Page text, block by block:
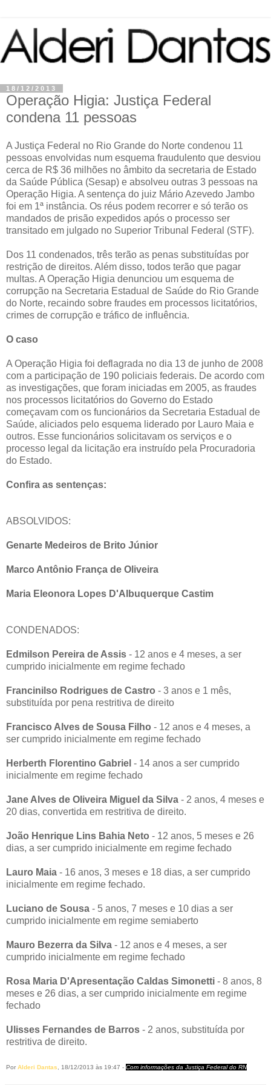
18/12/2013
Operação Higia: Justiça Federal
condena 11 pessoas
A Justiça Federal no Rio Grande do Norte condenou 11
pessoas envolvidas num esquema fraudulento que desviou
cerca de R$ 36 milhões no âmbito da secretaria de Estado
da Saúde Pública (Sesap) e absolveu outras 3 pessoas na
Operação Higia. A sentença do juiz Mário Azevedo Jambo
foi em 1ª instância. Os réus podem recorrer e só terão os
mandados de prisão expedidos após o processo ser
transitado em julgado no Superior Tribunal Federal (STF).
Dos 11 condenados, três terão as penas substituídas por
restrição de direitos. Além disso, todos terão que pagar
multas. A Operação Higia denunciou um esquema de
corrupção na Secretaria Estadual de Saúde do Rio Grande
do Norte, recaindo sobre fraudes em processos licitatórios,
crimes de corrupção e tráfico de influência.
O caso
A Operação Higia foi deflagrada no dia 13 de junho de 2008
com a participação de 190 policiais federais. De acordo com
as investigações, que foram iniciadas em 2005, as fraudes
nos processos licitatórios do Governo do Estado
começavam com os funcionários da Secretaria Estadual de
Saúde, aliciados pelo esquema liderado por Lauro Maia e
outros. Esse funcionários solicitavam os serviços e o
processo legal da licitação era instruído pela Procuradoria
do Estado.
Confira as sentenças:
ABSOLVIDOS:
Genarte Medeiros de Brito Júnior
Marco Antônio França de Oliveira
Maria Eleonora Lopes D'Albuquerque Castim
CONDENADOS:
Edmilson Pereira de Assis - 12 anos e 4 meses, a ser
cumprido inicialmente em regime fechado
Francinilso Rodrigues de Castro - 3 anos e 1 mês,
substituída por pena restritiva de direito
Francisco Alves de Sousa Filho - 12 anos e 4 meses, a
ser cumprido inicialmente em regime fechado
Herberth Florentino Gabriel - 14 anos a ser cumprido
inicialmente em regime fechado
Jane Alves de Oliveira Miguel da Silva - 2 anos, 4 meses e
20 dias, convertida em restritiva de direito.
João Henrique Lins Bahia Neto - 12 anos, 5 meses e 26
dias, a ser cumprido inicialmente em regime fechado
Lauro Maia - 16 anos, 3 meses e 18 dias, a ser cumprido
inicialmente em regime fechado.
Luciano de Sousa - 5 anos, 7 meses e 10 dias a ser
cumprido inicialmente em regime semiaberto
Mauro Bezerra da Silva - 12 anos e 4 meses, a ser
cumprido inicialmente em regime fechado
Rosa Maria D'Apresentação Caldas Simonetti - 8 anos, 8
meses e 26 dias, a ser cumprido inicialmente em regime
fechado
Ulisses Fernandes de Barros - 2 anos, substituída por
restritiva de direito.
Por Alderi Dantas, 18/12/2013 às 19:47 - Com informações da Justiça Federal do RN